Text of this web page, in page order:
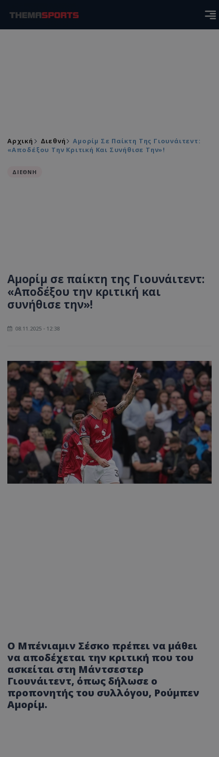
Αρχική Διεθνή
Αμορίμ Σε Παίκτη Της Γιουνάιτεντ:
«Αποδέξου Την Κριτική Και Συνήθισε Την»!
ΔΙΕΘΝΗ
Αμορίμ σε παίκτη της Γιουνάιτεντ:
«Αποδέξου την κριτική και
συνήθισε την»!
08.11.2025 - 12:38
Ο Μπένιαμιν Σέσκο πρέπει να μάθει
να αποδέχεται την κριτική που του
ασκείται στη Μάντσεστερ
Γιουνάιτεντ, όπως δήλωσε ο
προπονητής του συλλόγου, Ρούμπεν
Αμορίμ.